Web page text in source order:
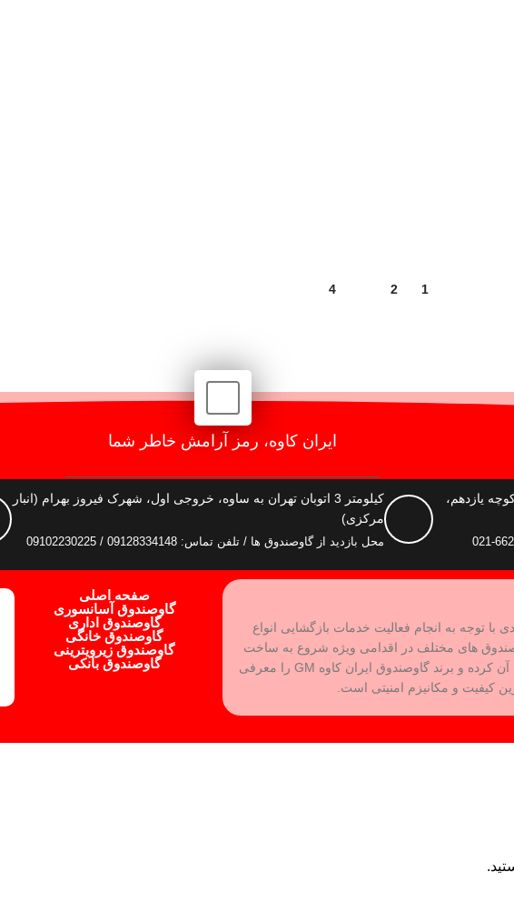
1
2
4
ایران کاوه، رمز آرامش خاطر شما
یازدهم،
کیلومتر 3 اتوبان تهران به ساوه، خروجی اول، شهرک فیروز بهرام (انبار
مرکزی)
محل بازدید از گاوصندوق ها / تلفن تماس: 09128334148 / 09102230225
با توجه به انجام فعالیت خدمات بازگشایی انواع
های مختلف در اقدامی ویژه شروع به ساخت
بهترین نوع گاوصندوق و رفع نقاط ضعف آن کرده و برند گاوصندوق ایران کاوه GM را معرفی
کیفیت و مکانیزم امنیتی است.
صفحه اصلی
گاوصندوق آسانسوری
گاوصندوق اداری
گاوصندوق خانگی
گاوصندوق زیرویترینی
گاوصندوق بانکی